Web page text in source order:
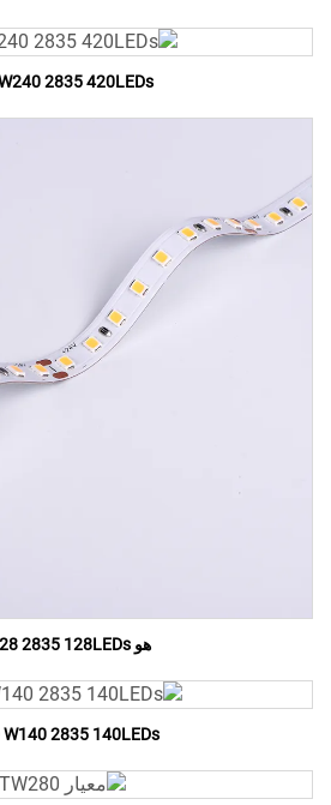
2835 420LEDs
هو W128 2835 128LEDs
W140 2835 140LEDs